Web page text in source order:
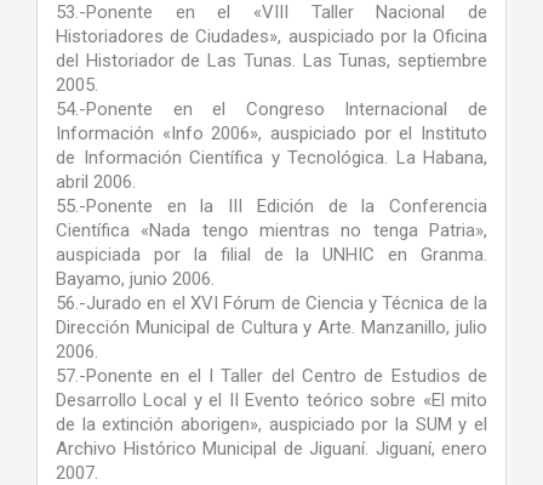
53.-Ponente en el «VIII Taller Nacional de
Historiadores de Ciudades», auspiciado por la Oficina
del Historiador de Las Tunas. Las Tunas, septiembre
2005.
54.-Ponente en el Congreso Internacional de
Información «Info 2006», auspiciado por el Instituto
de Información Científica y Tecnológica. La Habana,
abril 2006.
55.-Ponente en la III Edición de la Conferencia
Científica «Nada tengo mientras no tenga Patria»,
auspiciada por la filial de la UNHIC en Granma.
Bayamo, junio 2006.
56.-Jurado en el XVI Fórum de Ciencia y Técnica de la
Dirección Municipal de Cultura y Arte. Manzanillo, julio
2006.
57.-Ponente en el I Taller del Centro de Estudios de
Desarrollo Local y el II Evento teórico sobre «El mito
de la extinción aborigen», auspiciado por la SUM y el
Archivo Histórico Municipal de Jiguaní. Jiguaní, enero
2007.